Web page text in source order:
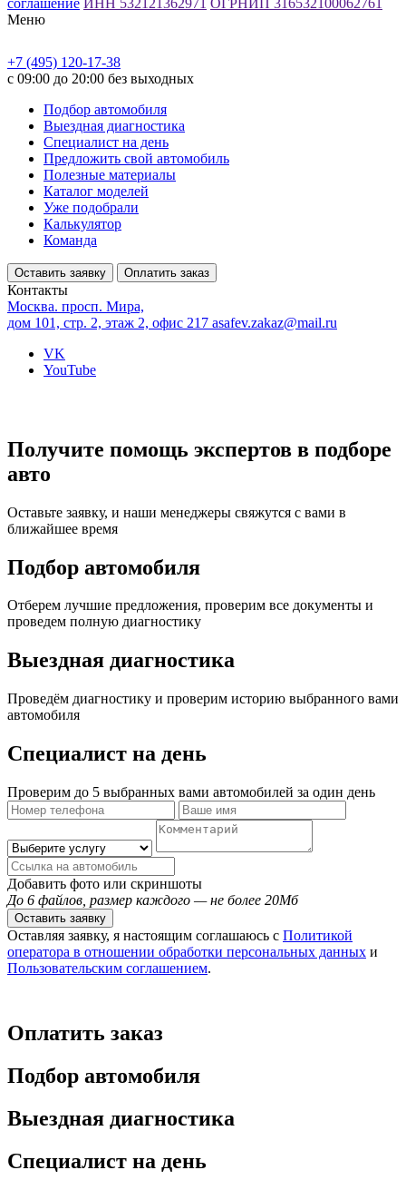
Меню
+7 (495) 120-17-38
с 09:00 до 20:00 без выходных
Подбор автомобиля
Выездная диагностика
Специалист на день
Предложить свой автомобиль
Полезные материалы
Каталог моделей
Уже подобрали
Калькулятор
Команда
Оставить заявку Оплатить заказ
Контакты
Москва. просп. Мира,
дом 101, стр. 2, этаж 2, офис 217 asafev.zakaz@mail.ru
VK
YouTube
Получите помощь экспертов в подборе
авто
Оставьте заявку, и наши менеджеры свяжутся с вами в
ближайшее время
Подбор автомобиля
Отберем лучшие предложения, проверим все документы и
проведем полную диагностику
Выездная диагностика
Проведём диагностику и проверим историю выбранного вами
автомобиля
Специалист на день
Проверим до 5 выбранных вами автомобилей за один день
Добавить фото или скриншоты
До 6 файлов, размер каждого — не более 20Мб
Оставить заявку
Оставляя заявку, я настоящим соглашаюсь с Политикой
оператора в отношении обработки персональных данных и
Пользовательским соглашением.
Оплатить заказ
Подбор автомобиля
Выездная диагностика
Специалист на день